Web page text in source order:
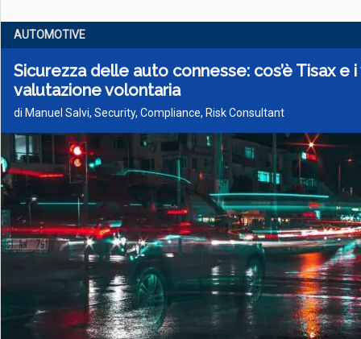
AUTOMOTIVE
Sicurezza delle auto connesse: cos’è Tisax e
valutazione volontaria
di Manuel Salvi, Security, Compliance, Risk Consultant